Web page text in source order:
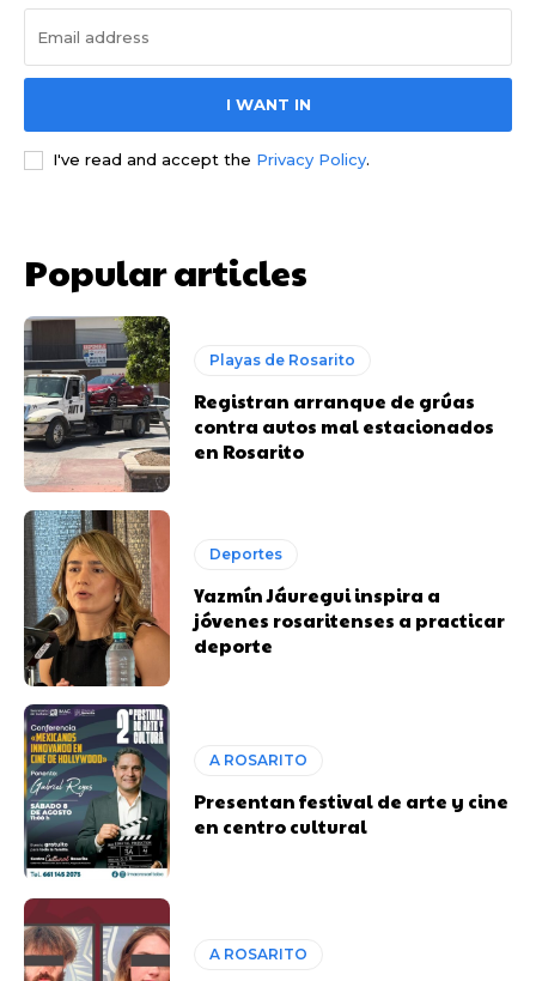
I WANT IN
I've read and accept the Privacy Policy.
Popular articles
Playas de Rosarito
Registran arranque de grúas
contra autos mal estacionados
en Rosarito
Deportes
Yazmín Jáuregui inspira a
jóvenes rosaritenses a practicar
deporte
A ROSARITO
Presentan festival de arte y cine
en centro cultural
A ROSARITO